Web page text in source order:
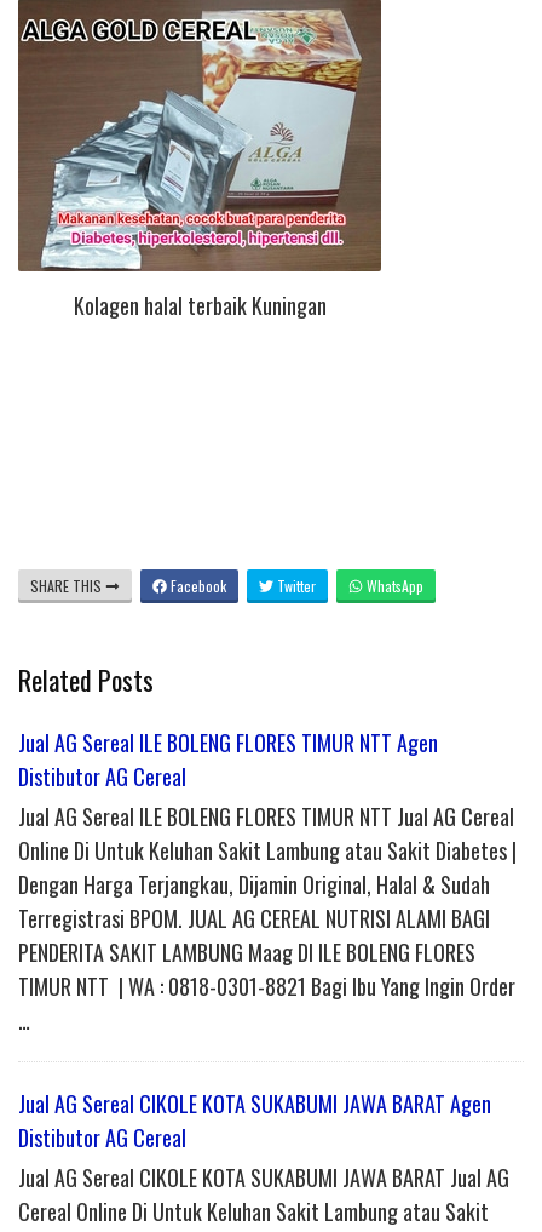
Kolagen halal terbaik Kuningan
SHARE THIS Facebook Twitter WhatsApp
Related Posts
Jual AG Sereal ILE BOLENG FLORES TIMUR NTT Agen
Distibutor AG Cereal
Jual AG Sereal ILE BOLENG FLORES TIMUR NTT Jual AG Cereal
Online Di Untuk Keluhan Sakit Lambung atau Sakit Diabetes |
Dengan Harga Terjangkau, Dijamin Original, Halal & Sudah
Terregistrasi BPOM. JUAL AG CEREAL NUTRISI ALAMI BAGI
PENDERITA SAKIT LAMBUNG Maag DI ILE BOLENG FLORES
TIMUR NTT | WA : 0818-0301-8821 Bagi Ibu Yang Ingin Order
…
Jual AG Sereal CIKOLE KOTA SUKABUMI JAWA BARAT Agen
Distibutor AG Cereal
Jual AG Sereal CIKOLE KOTA SUKABUMI JAWA BARAT Jual AG
Cereal Online Di Untuk Keluhan Sakit Lambung atau Sakit